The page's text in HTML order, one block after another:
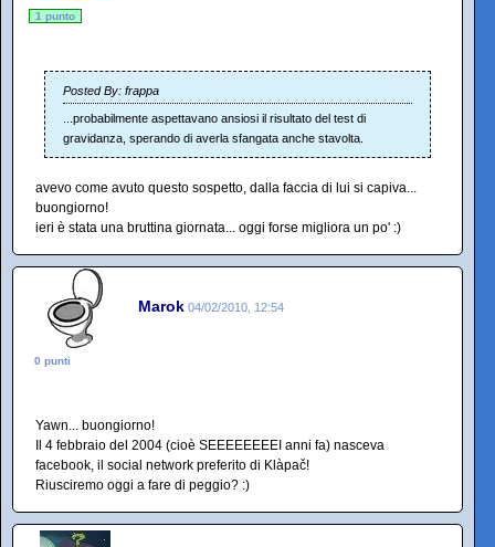
1 punto
Posted By: frappa
...probabilmente aspettavano ansiosi il risultato del test di
gravidanza, sperando di averla sfangata anche stavolta.
avevo come avuto questo sospetto, dalla faccia di lui si capiva...
buongiorno!
ieri è stata una bruttina giornata... oggi forse migliora un po' :)
Marok 04/02/2010, 12:54
0 punti
Yawn... buongiorno!
Il 4 febbraio del 2004 (cioè SEEEEEEEEI anni fa) nasceva
facebook, il social network preferito di Klàpač!
Riusciremo oggi a fare di peggio? :)